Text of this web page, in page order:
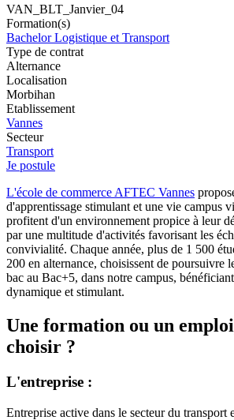
VAN_BLT_Janvier_04
Formation(s)
Bachelor Logistique et Transport
Type de contrat
Alternance
Localisation
Morbihan
Etablissement
Vannes
Secteur
Transport
Je postule
L'école de commerce AFTEC Vannes
d'apprentissage stimulant et une vie campus
profitent d'un environnement propice à leur
par une multitude d'activités favorisant les
convivialité. Chaque année, plus de 1 500
200 en alternance, choisissent de poursuivre
bac au Bac+5, dans notre campus,
dynamique et stimulant.
Une formation ou un
choisir ?
L'entreprise :
Entreprise active dans le secteur du transport